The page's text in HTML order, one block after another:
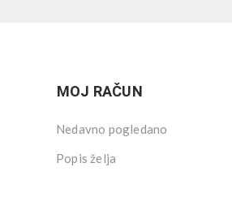
MOJ RAČUN
Nedavno pogledano
Popis želja